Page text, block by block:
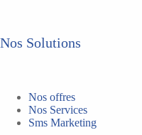
Nos Solutions
Nos offres
Nos Services
Sms Marketing